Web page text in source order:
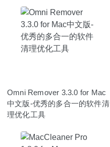
Omni Remover 3.3.0 for Mac
中文版-优秀的多合一的软件清
理优化工具